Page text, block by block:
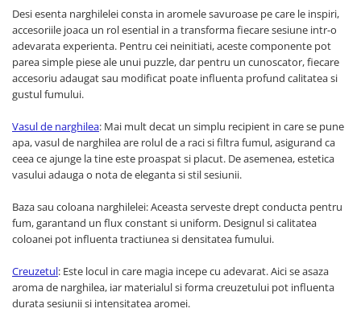
Desi esenta narghilelei consta in aromele savuroase pe care le inspiri,
accesoriile joaca un rol esential in a transforma fiecare sesiune intr-o
adevarata experienta. Pentru cei neinitiati, aceste componente pot
parea simple piese ale unui puzzle, dar pentru un cunoscator, fiecare
accesoriu adaugat sau modificat poate influenta profund calitatea si
gustul fumului.
Vasul de narghilea: Mai mult decat un simplu recipient in care se pune
apa, vasul de narghilea are rolul de a raci si filtra fumul, asigurand ca
ceea ce ajunge la tine este proaspat si placut. De asemenea, estetica
vasului adauga o nota de eleganta si stil sesiunii.
Baza sau coloana narghilelei: Aceasta serveste drept conducta pentru
fum, garantand un flux constant si uniform. Designul si calitatea
coloanei pot influenta tractiunea si densitatea fumului.
Creuzetul: Este locul in care magia incepe cu adevarat. Aici se asaza
aroma de narghilea, iar materialul si forma creuzetului pot influenta
durata sesiunii si intensitatea aromei.